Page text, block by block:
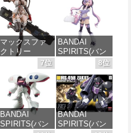
マックスファ
クトリー
MXちゃん 組み
立て式プラモ
デル ノンスケ
ール 全高約
160mm
価格：¥10,087
BANDAI
SPIRITS(バン
ダイ スピリッ
ツ) 30MS SIS-
J00 メルンジ
ャ[カラーA] 色
分け済みプラ
モデル
価格：¥4,000
7位
BANDAI
SPIRITS(バン
8位
BANDAI
SPIRITS(バン